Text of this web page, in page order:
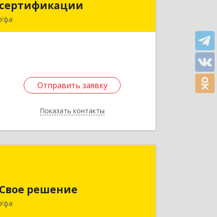
сертификации
Отправить заявку
Показать контакты
сертификации
Подробнее
Свое решение
Владивостокская ул, дом № 3А, кв.501